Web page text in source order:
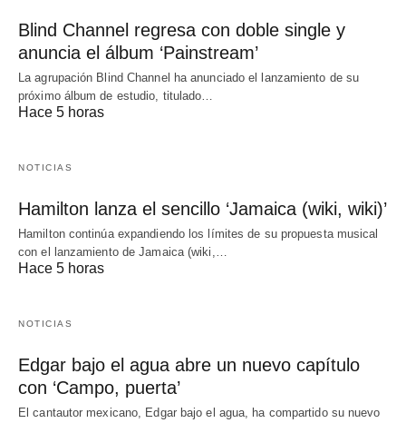
Blind Channel regresa con doble single y
anuncia el álbum ‘Painstream’
La agrupación Blind Channel ha anunciado el lanzamiento de su
próximo álbum de estudio, titulado…
Hace 5 horas
NOTICIAS
Hamilton lanza el sencillo ‘Jamaica (wiki, wiki)’
Hamilton continúa expandiendo los límites de su propuesta musical
con el lanzamiento de Jamaica (wiki,…
Hace 5 horas
NOTICIAS
Edgar bajo el agua abre un nuevo capítulo
con ‘Campo, puerta’
El cantautor mexicano, Edgar bajo el agua, ha compartido su nuevo